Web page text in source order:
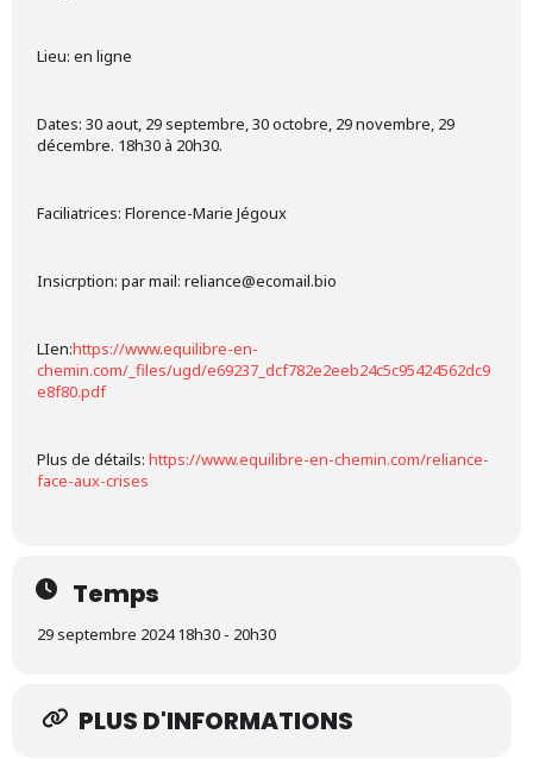
Lieu: en ligne
Dates: 30 aout, 29 septembre, 30 octobre, 29 novembre, 29
décembre. 18h30 à 20h30.
Faciliatrices: Florence-Marie Jégoux
Insicrption: par mail: reliance@ecomail.bio
LIen:https://www.equilibre-en-
chemin.com/_files/ugd/e69237_dcf782e2eeb24c5c95424562dc9
e8f80.pdf
Plus de détails: https://www.equilibre-en-chemin.com/reliance-
face-aux-crises
Temps
29 septembre 2024 18h30 - 20h30
PLUS D'INFORMATIONS